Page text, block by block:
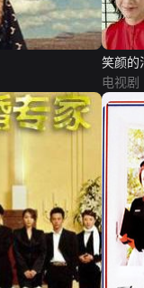
笑颜的
电视剧